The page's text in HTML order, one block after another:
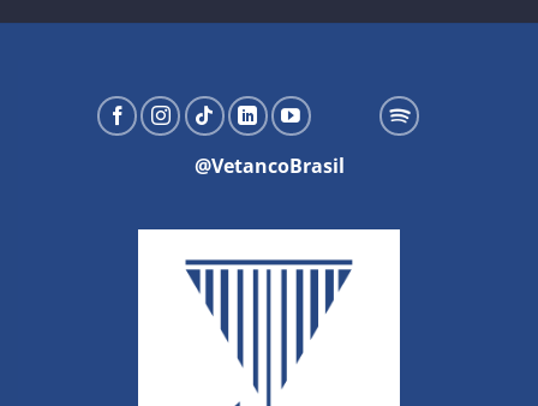
@VetancoBrasil